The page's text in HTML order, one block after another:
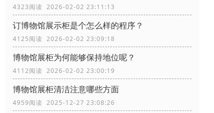
4323阅读 2026-02-02 23:11:13
订博物馆展示柜是个怎么样的程序？
4125阅读 2026-02-02 23:09:18
博物馆展柜为何能够保持地位呢？
4112阅读 2026-02-02 23:00:19
博物馆展柜清洁注意哪些方面
4959阅读 2025-12-27 23:08:26